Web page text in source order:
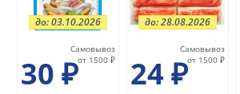
30 ₽
Самовывоз
от 1500 ₽
до: 03.10.2026
24 ₽
Самовывоз
от 1500 ₽
до: 28.08.2026